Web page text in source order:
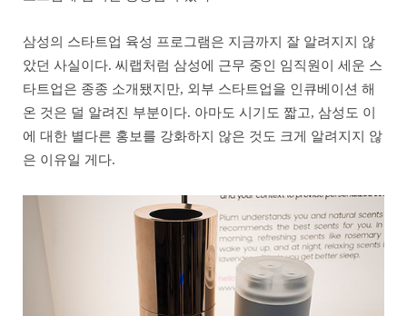
삼성의 스타트업 육성 프로그램은 지금까지 잘 알려지지 않
았던 사실이다. 씨랩처럼 삼성에 근무 중인 임직원이 세운 스
타트업은 종종 소개됐지만, 외부 스타트업을 인큐베이션 해
온 것은 덜 알려진 부분이다. 아마도 시기도 짧고, 삼성도 이
에 대한 별다른 홍보를 강화하지 않은 것도 크게 알려지지 않
은 이유일 게다.